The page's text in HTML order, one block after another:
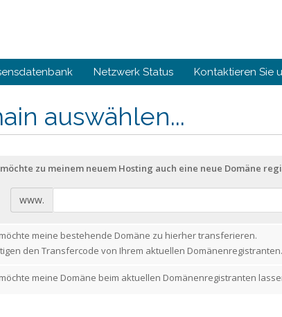
Netzwerk Status Kontaktieren Sie
auswählen...
zu meinem neuem Hosting auch eine neue Domäne
www.
meine bestehende Domäne zu hierher transferieren.
den Transfercode von Ihrem aktuellen Domänenregistranten.
meine Domäne beim aktuellen Domänenregistranten